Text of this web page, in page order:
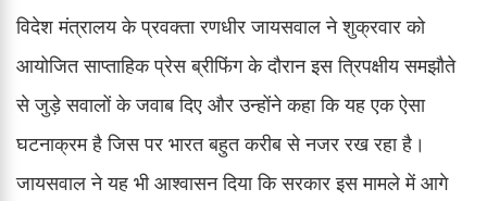
विदेश मंत्रालय के प्रवक्ता रणधीर जायसवाल ने शुक्रवार को
आयोजित साप्ताहिक प्रेस ब्रीफिंग के दौरान इस त्रिपक्षीय समझौते
से जुड़े सवालों के जवाब दिए और उन्होंने कहा कि यह एक ऐसा
घटनाक्रम है जिस पर भारत बहुत करीब से नजर रख रहा है।
जायसवाल ने यह भी आश्वासन दिया कि सरकार इस मामले में आगे